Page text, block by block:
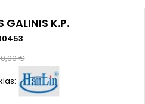
GALINIS K.P.
€